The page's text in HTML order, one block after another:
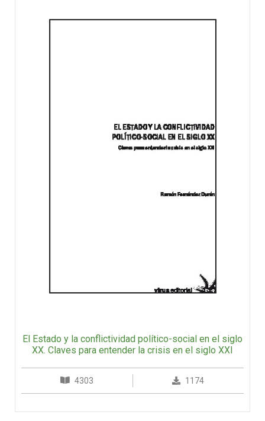
El Estado y la conflictividad político-social en el siglo
XX. Claves para entender la crisis en el siglo XXI
4303 1174